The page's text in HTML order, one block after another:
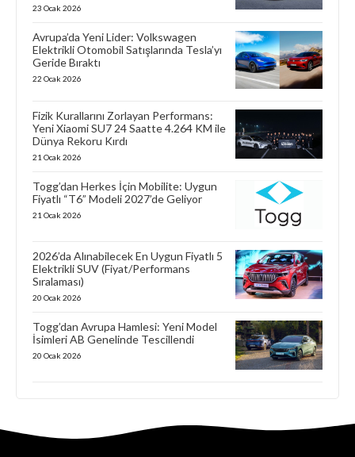
23 Ocak 2026
Avrupa’da Yeni Lider: Volkswagen
Elektrikli Otomobil Satışlarında Tesla’yı
Geride Bıraktı
22 Ocak 2026
Fizik Kurallarını Zorlayan Performans:
Yeni Xiaomi SU7 24 Saatte 4.264 KM ile
Dünya Rekoru Kırdı
21 Ocak 2026
Togg’dan Herkes İçin Mobilite: Uygun
Fiyatlı “T6” Modeli 2027’de Geliyor
21 Ocak 2026
2026’da Alınabilecek En Uygun Fiyatlı 5
Elektrikli SUV (Fiyat/Performans
Sıralaması)
20 Ocak 2026
Togg’dan Avrupa Hamlesi: Yeni Model
İsimleri AB Genelinde Tescillendi
20 Ocak 2026